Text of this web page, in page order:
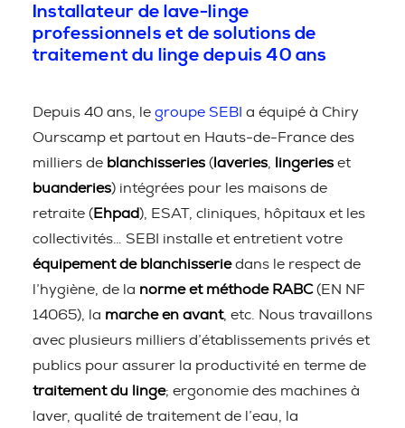
Installateur de lave-linge
professionnels et de solutions de
traitement du linge depuis 40 ans
Depuis 40 ans, le groupe SEBI a équipé à Chiry
Ourscamp et partout en Hauts-de-France des
milliers de blanchisseries ( laveries lingeries et
buanderies) intégrées pour les maisons de
retraite (Ehpad), ESAT, cliniques, hôpitaux et les
collectivités… SEBI installe et entretient votre
équipement de blanchisseriedans le respect de
l’hygiène, de la norme et méthode RABC(EN NF
14065), la marche en avant, etc. Nous travaillons
avec plusieurs milliers d’établissements privés et
publics pour assurer la productivité en terme de
traitement du linge; ergonomie des machines à
laver, qualité de traitement de l’eau, la